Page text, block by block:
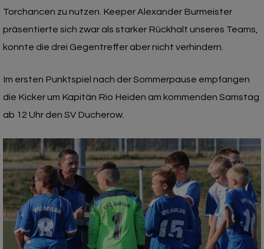
Torchancen zu nutzen. Keeper Alexander Burmeister
präsentierte sich zwar als starker Rückhalt unseres Teams,
konnte die drei Gegentreffer aber nicht verhindern.
Im ersten Punktspiel nach der Sommerpause empfangen
die Kicker um Kapitän Rio Heiden am kommenden Samstag
ab 12 Uhr den SV Ducherow.